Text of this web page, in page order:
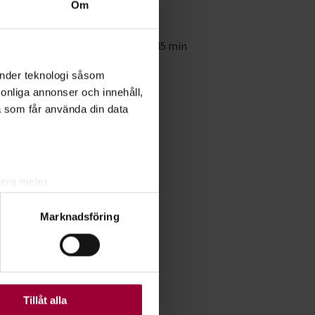
Om
teknologi såsom
annonser och innehåll,
får använda din data
. Du kan ändra
Vissa kakor är
Marknadsföring
Tillåt alla
4 studietimmar à 45 min